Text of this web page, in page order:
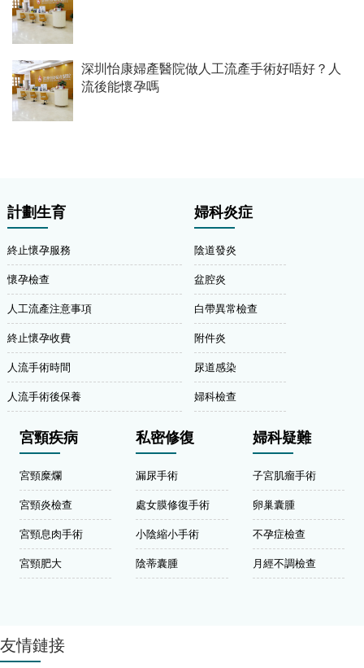
深圳怡康婦產醫院做人工流產手術好唔好？人
流後能懷孕嗎
計劃生育
終止懷孕服務
懷孕檢查
人工流產注意事項
終止懷孕收費
人流手術時間
人流手術後保養
婦科炎症
陰道發炎
盆腔炎
白帶異常檢查
附件炎
尿道感染
婦科檢查
宮頸疾病
宮頸糜爛
宮頸炎檢查
宮頸息肉手術
宮頸肥大
私密修復
漏尿手術
處女膜修復手術
小陰縮小手術
陰蒂囊腫
婦科疑難
子宮肌瘤手術
卵巢囊腫
不孕症檢查
月經不調檢查
友情鏈接